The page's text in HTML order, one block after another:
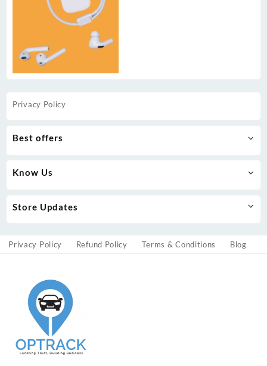
Privacy Policy
Best offers
Know Us
Store Updates
Privacy Policy Refund Policy Terms & Conditions Blog